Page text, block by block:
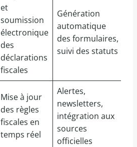
et
soumission
électronique
des
déclarations
fiscales
Génération
automatique
des formulaires,
suivi des statuts
Mise à jour
des règles
fiscales en
temps réel
Alertes,
newsletters,
intégration aux
sources
officielles